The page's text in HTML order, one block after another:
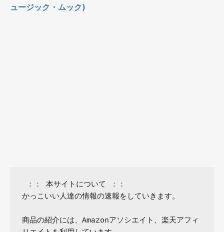
ュージック・ムック)
かっこいい人達の情報の速報をしていきます。
商品の紹介には、Amazonアソシエイト、楽天アフィ